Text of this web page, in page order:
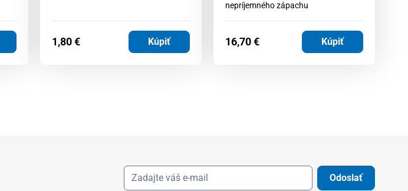
1,80€ Kúpiť
nepríjemného zápachu
16,70€ Kúpiť
Odoslať